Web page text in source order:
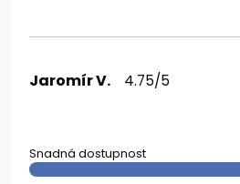
Jaromír V. 4.75/5
Snadná dostupnost